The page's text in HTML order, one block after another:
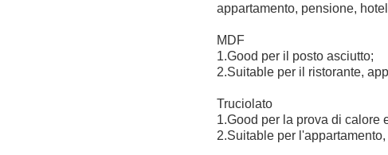
appartamento, pensione,
MDF
1.Good per il posto asciutto;
2.Suitable per il ristorante,
Truciolato
1.Good per la prova di calore
2.Suitable per